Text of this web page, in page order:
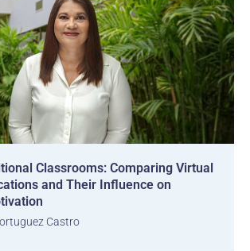
Classrooms: Comparing Virtual
and Their Influence on
Castro